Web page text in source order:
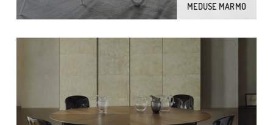
MEDUSE MARMO